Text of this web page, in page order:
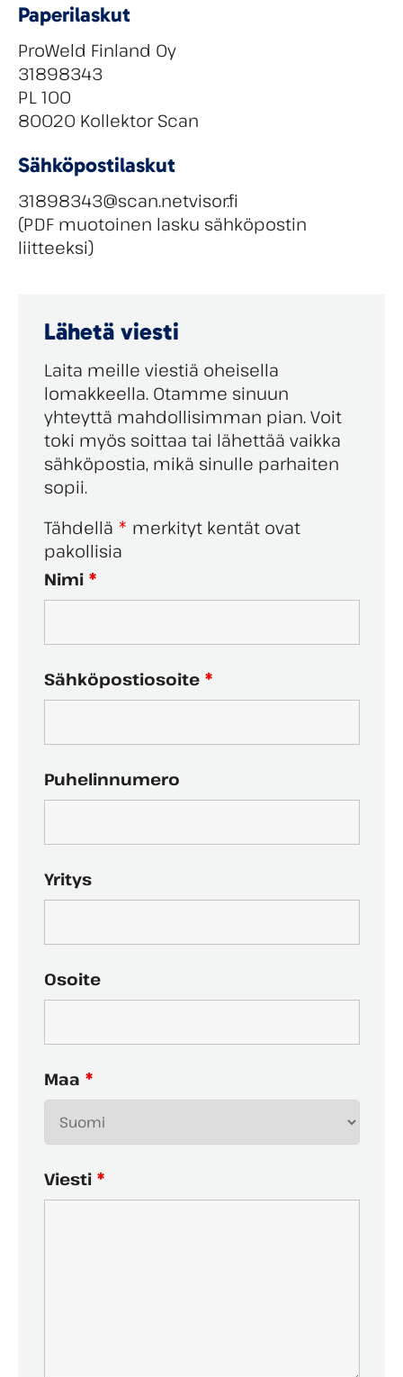
Paperilaskut
ProWeld Finland Oy
31898343
PL 100
80020 Kollektor Scan
Sähköpostilaskut
31898343@scan.netvisor.fi
(PDF muotoinen lasku sähköpostin
liitteeksi)
Lähetä viesti
Laita meille viestiä oheisella
lomakkeella. Otamme sinuun
yhteyttä mahdollisimman pian. Voit
toki myös soittaa tai lähettää vaikka
sähköpostia, mikä sinulle parhaiten
sopii.
Tähdellä * merkityt kentät ovat
pakollisia
Nimi *
Sähköpostiosoite *
Puhelinnumero
Yritys
Osoite
Maa *
Viesti *